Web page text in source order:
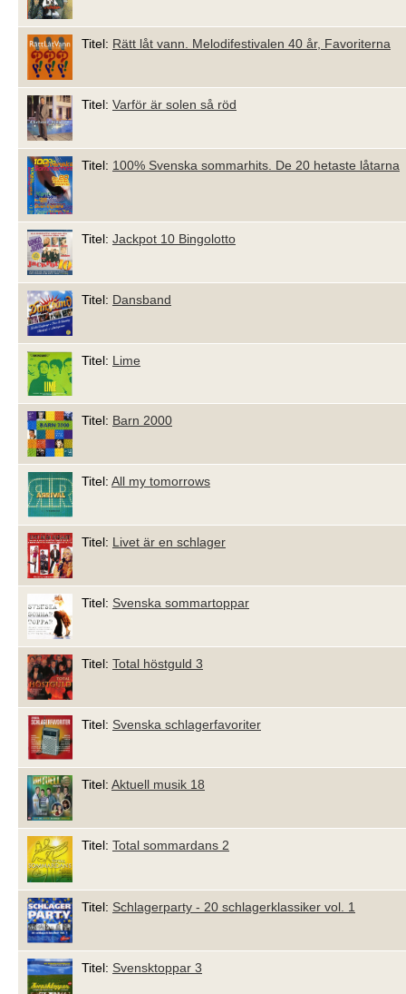
Titel: Rätt låt vann. Melodifestivalen 40 år, Favoriterna
Titel: Varför är solen så röd
Titel: 100% Svenska sommarhits. De 20 hetaste låtarna
Titel: Jackpot 10 Bingolotto
Titel: Dansband
Titel: Lime
Titel: Barn 2000
Titel: All my tomorrows
Titel: Livet är en schlager
Titel: Svenska sommartoppar
Titel: Total höstguld 3
Titel: Svenska schlagerfavoriter
Titel: Aktuell musik 18
Titel: Total sommardans 2
Titel: Schlagerparty - 20 schlagerklassiker vol. 1
Titel: Svensktoppar 3